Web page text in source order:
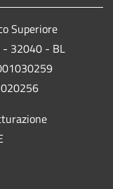
Superiore
- 32040 - BL